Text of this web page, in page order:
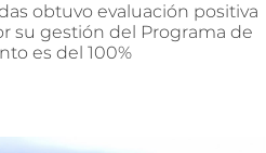
obtuvo evaluación positiva
su gestión del Programa de
es del 100%